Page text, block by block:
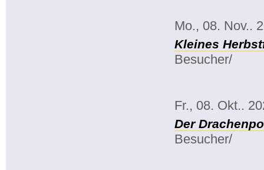
Mo., 08. Nov..
Kleines
Besucher/
Fr., 08. Okt..
Der
Besucher/